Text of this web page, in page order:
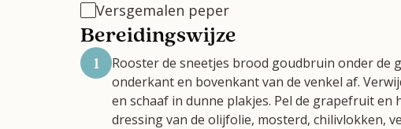
Versgemalen peper
Bereidingswijze
1
Rooster de sneetjes brood goudbruin onder de
onderkant en bovenkant van de venkel af.
en schaaf in dunne plakjes. Pel de grapefruit en
dressing van de olijfolie, mosterd, chilivlokken,